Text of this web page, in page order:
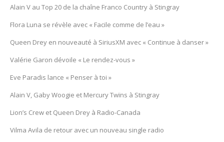
Alain V au Top 20 de la chaîne Franco Country à Stingray
Flora Luna se révèle avec « Facile comme de l’eau »
Queen Drey en nouveauté à SiriusXM avec « Continue à danser »
Valérie Garon dévoile « Le rendez-vous »
Eve Paradis lance « Penser à toi »
Alain V, Gaby Woogie et Mercury Twïns à Stingray
Lion’s Crew et Queen Drey à Radio-Canada
Vilma Avila de retour avec un nouveau single radio